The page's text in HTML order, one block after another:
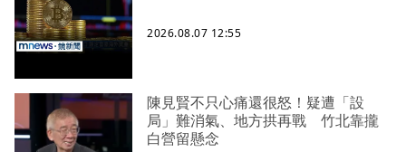
2026.08.07 12:55
陳見賢不只心痛還很怒！疑遭「設
局」難消氣、地方拱再戰 竹北靠攏
白營留懸念